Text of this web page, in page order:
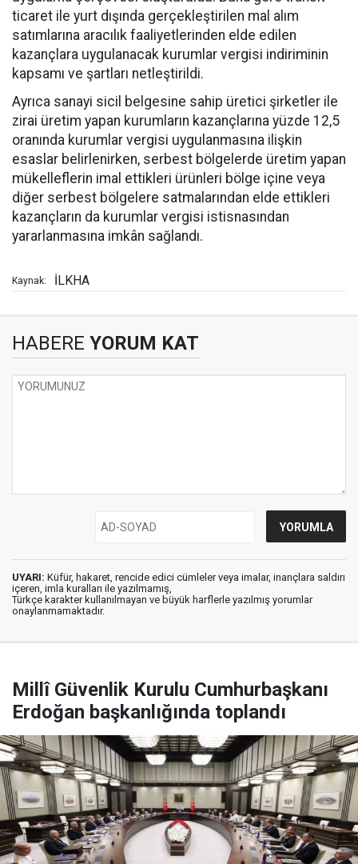
ticaret ile yurt dışında gerçekleştirilen mal alım
satımlarına aracılık faaliyetlerinden elde edilen
kazançlara uygulanacak kurumlar vergisi indiriminin
kapsamı ve şartları netleştirildi.
Ayrıca sanayi sicil belgesine sahip üretici şirketler ile
zirai üretim yapan kurumların kazançlarına yüzde 12,5
oranında kurumlar vergisi uygulanmasına ilişkin
esaslar belirlenirken, serbest bölgelerde üretim yapan
mükelleflerin imal ettikleri ürünleri bölge içine veya
diğer serbest bölgelere satmalarından elde ettikleri
kazançların da kurumlar vergisi istisnasından
yararlanmasına imkân sağlandı.
Kaynak: İLKHA
HABERE YORUM KAT
UYARI: Küfür, hakaret, rencide edici cümleler veya imalar, inançlara saldırı
içeren, imla kuralları ile yazılmamış,
Türkçe karakter kullanılmayan ve büyük harflerle yazılmış yorumlar
onaylanmamaktadır.
Millî Güvenlik Kurulu Cumhurbaşkanı
Erdoğan başkanlığında toplandı